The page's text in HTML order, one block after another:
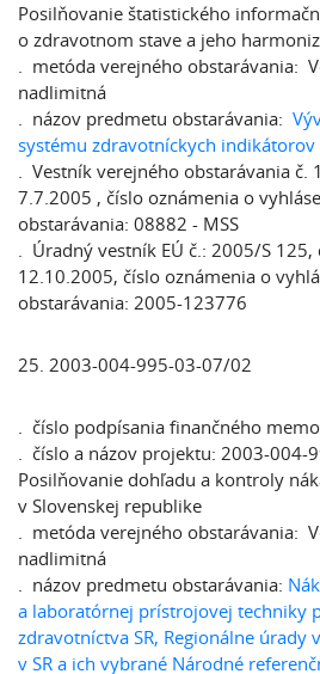
Posilňovanie štatistického
o zdravotnom stave a jeho
. metóda verejného obstarávania:
nadlimitná
. názov predmetu obstarávania:
systému zdravotníckych indikátorov
. Vestník verejného obstarávania č.
7.7.2005 , číslo oznámenia o
obstarávania: 08882 - MSS
. Úradný vestník EÚ č.: 2005/S
12.10.2005, číslo oznámenia o
obstarávania: 2005-123776
25. 2003-004-995-03-07/02
. číslo podpísania finančného
. číslo a názov projektu: 2003-004-
Posilňovanie dohľadu a kontroly
v Slovenskej republike
. metóda verejného obstarávania:
nadlimitná
. názov predmetu obstarávania:
a laboratórnej prístrojovej techniky
zdravotníctva SR, Regionálne úrady
v SR a ich vybrané Národné